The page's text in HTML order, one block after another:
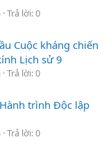
Trả lời: 0
Cuộc kháng chiến
Lịch sử 9
Trả lời: 0
trình Độc lập
Trả lời: 0